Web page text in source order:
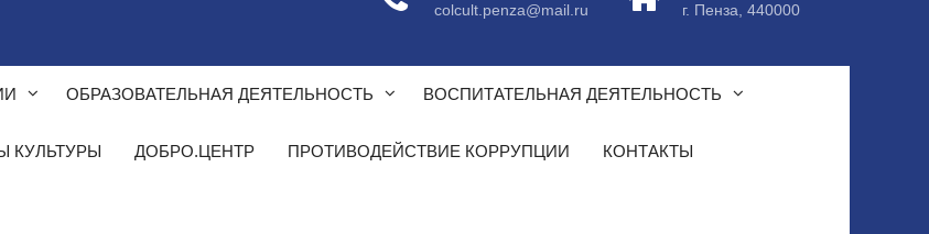
colcult.penza@mail.ru г. Пенза, 440000
ОБРАЗОВАТЕЛЬНАЯ ДЕЯТЕЛЬНОСТЬ ВОСПИТАТЕЛЬНАЯ ДЕЯТЕЛЬНОСТЬ
КУЛЬТУРЫ ДОБРО.ЦЕНТР ПРОТИВОДЕЙСТВИЕ КОРРУПЦИИ КОНТАКТЫ